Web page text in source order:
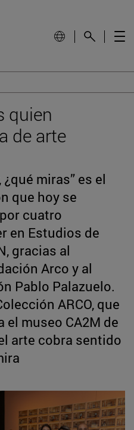
quien
de arte
miras” es el
que hoy se
cuatro
en Estudios de
gracias al
Arco y al
Pablo Palazuelo.
ARCO, que
museo CA2M de
arte cobra sentido